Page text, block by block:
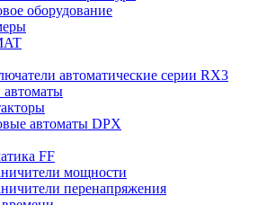
оборудование
автоматические серии RX3
автоматы DPX
FF
мощности
перенапряжения